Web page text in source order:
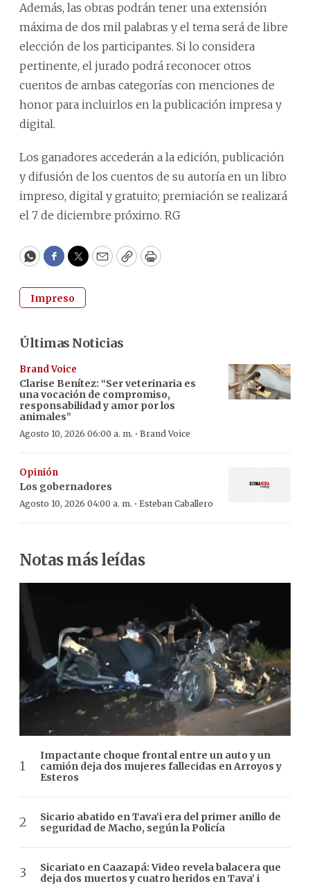
Además, las obras podrán tener una extensión
máxima de dos mil palabras y el tema será de libre
elección de los participantes. Si lo considera
pertinente, el jurado podrá reconocer otros
cuentos de ambas categorías con menciones de
honor para incluirlos en la publicación impresa y
digital.
Los ganadores accederán a la edición, publicación
y difusión de los cuentos de su autoría en un libro
impreso, digital y gratuito; premiación se realizará
el 7 de diciembre próximo. RG
WhatsApp
Facebook
Twitter
EmailCopyPrint
Impreso
Últimas Noticias
Brand Voice
Clarise Benítez: “Ser veterinaria es
una vocación de compromiso,
responsabilidad y amor por los
animales”
Agosto 10, 2026 06:00 a. m. · Brand Voice
Opinión
Los gobernadores
Agosto 10, 2026 04:00 a. m. · Esteban Caballero
Notas más leídas
Impactante choque frontal entre un auto y un
camión deja dos mujeres fallecidas en Arroyos y
Esteros
Sicario abatido en Tava’i era del primer anillo de
seguridad de Macho, según la Policía
Sicariato en Caazapá: Video revela balacera que
deja dos muertos y cuatro heridos en Tava’ i